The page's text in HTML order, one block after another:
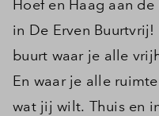
Hoef en Haag aan
in De Erven
buurt waar je alle
En waar je alle
wat jij wilt. Thuis en